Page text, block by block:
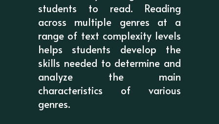
students to read. Reading
across multiple genres at a
range of text complexity levels
helps students develop the
skills needed to determine and
analyze the main
characteristics of various
genres.